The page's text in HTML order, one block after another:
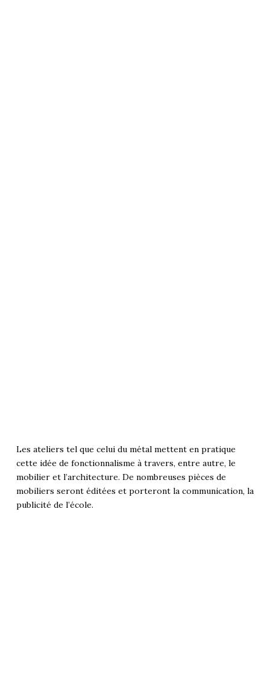
Les ateliers tel que celui du métal mettent en pratique
cette idée de fonctionnalisme à travers, entre autre, le
mobilier et l’architecture. De nombreuses pièces de
mobiliers seront éditées et porteront la communication, la
publicité de l’école.